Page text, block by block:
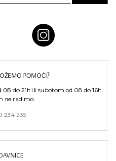
POMOĆI?
do 21h ili subotom od 08 do 16h.
ne radimo.
234 235